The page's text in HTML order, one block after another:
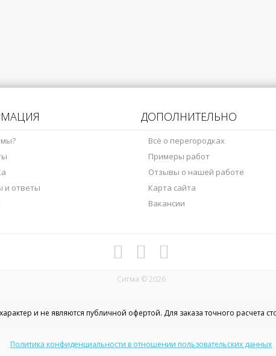
и ответы
ДОПОЛНИТЕЛЬНО
Всё о перегородках
Примеры работ
Отзывы о нашей работе
Карта сайта
Вакансии
Сигма © 2026
и не являются публичной офертой. Для заказа точного расчета
Политика конфиденциальности в отношении пользовательских данных